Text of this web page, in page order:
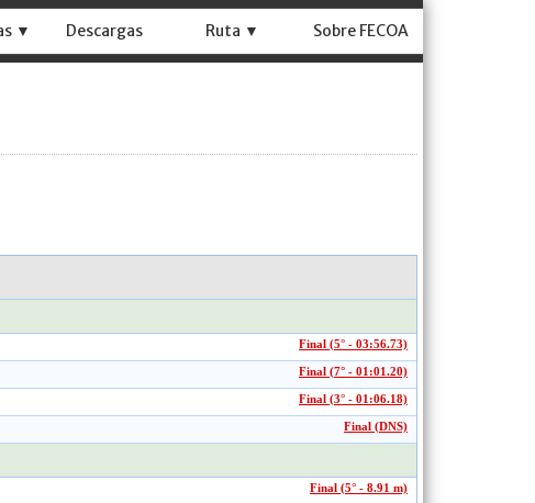
▼ Descargas Ruta ▼ Sobre FECOA
Final (5° - 03:56.73)
Final (7° - 01:01.20)
Final (3° - 01:06.18)
Final (DNS)
Final (5° - 8.91 m)